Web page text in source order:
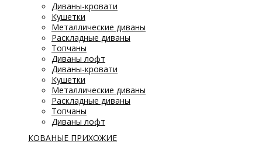
Диваны-кровати
Кушетки
Металлические диваны
Раскладные диваны
Топчаны
Диваны лофт
Диваны-кровати
Кушетки
Металлические диваны
Раскладные диваны
Топчаны
Диваны лофт
КОВАНЫЕ ПРИХОЖИЕ